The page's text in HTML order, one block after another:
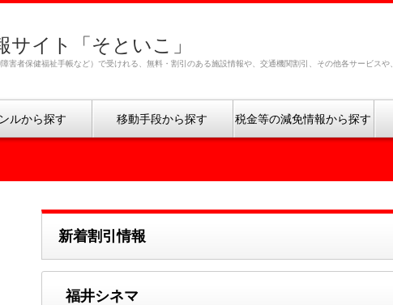
サイト「そといこ」
害者保健福祉手帳など）で受けれる、無料・割引のある施設情報や、交通機関割引、その他各サービス
ルから探す 移動手段から探す 税金等の減免情報から探す
新着割引情報
福井シネマ